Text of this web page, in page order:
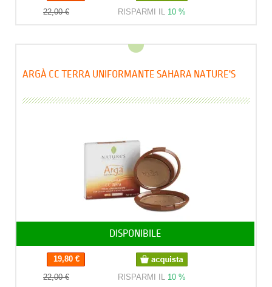
22,00 € RISPARMI IL 10 %
DISPONIBILE
ARGÀ CC TERRA UNIFORMANTE SAHARA NATURE'S
19,80 €
22,00 €
RISPARMI IL 10 %